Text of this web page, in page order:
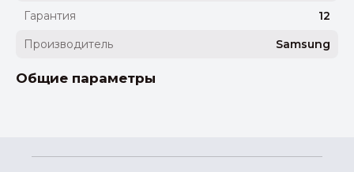
Гарантия
12
Производитель
Samsung
Общие параметры